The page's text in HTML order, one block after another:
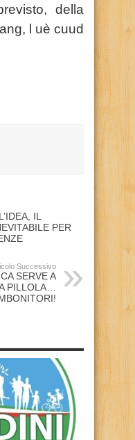
della
l uè cuud
IL
PER
Successivo
SERVE A
PILLOLA…